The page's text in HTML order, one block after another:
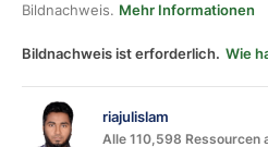
Bildnachweis. Mehr Informationen
Bildnachweis ist erforderlich. Wie
riajulislam
Alle 110,598 Ressourcen